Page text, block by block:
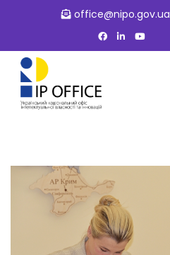
office@nipo.gov.ua